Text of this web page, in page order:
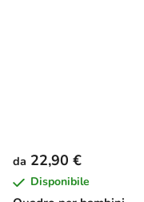
da 22,90 €
Disponibile